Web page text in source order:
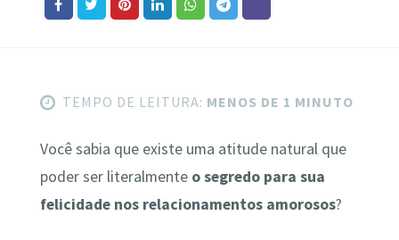
TEMPO DE LEITURA: MENOS DE 1 MINUTO
Você sabia que existe uma atitude natural que
poder ser literalmente o segredo para sua
felicidade nos relacionamentos amorosos?